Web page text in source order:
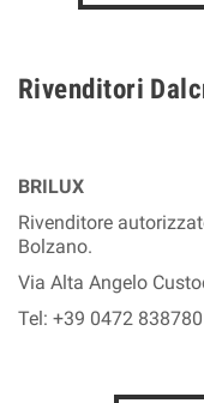
Rivenditori
BRILUX
Rivenditore
Bolzano.
Via Alta Angelo
Tel: +39 0472 838780